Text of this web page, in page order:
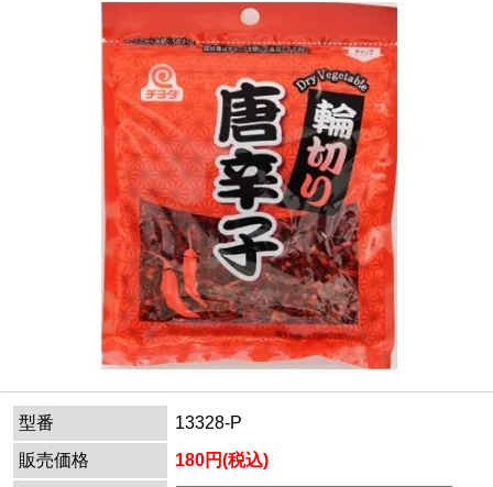
型番
13328-P
販売価格
180円(税込)